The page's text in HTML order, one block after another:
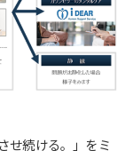
せ続ける。」をミ